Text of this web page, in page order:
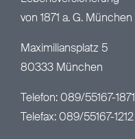
von 1871 a. G. München
Maximiliansplatz 5
80333 München
Telefon: 089/55167-1871
Telefax: 089/55167-1212